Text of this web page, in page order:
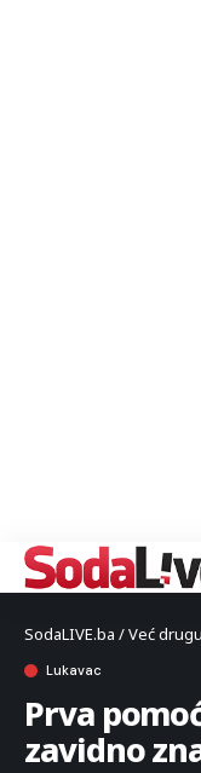
SodaLIVE.ba / Već
Lukavac
Prva
zavidno